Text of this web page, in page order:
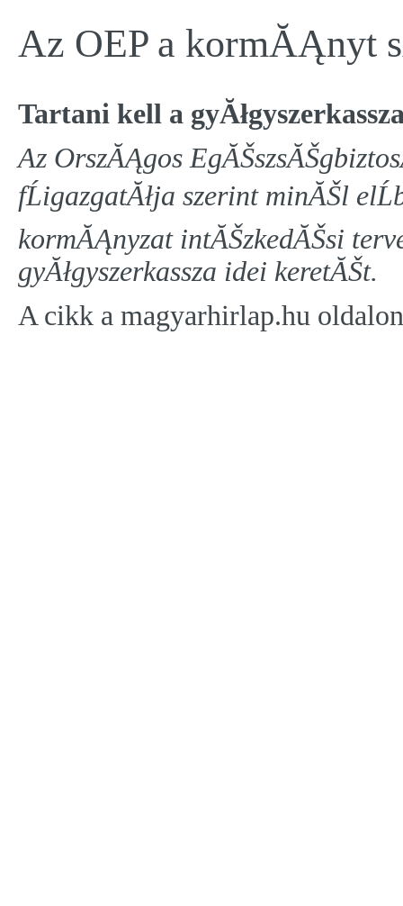
Az OEP a kormĂĄnyt
Tartani kell a
Az OrszĂĄgos
fĹigazgatĂłja szerint minĂŠl
kormĂĄnyzat intĂŠzkedĂŠsi
gyĂłgyszerkassza idei keretĂŠt.
A cikk a magyarhirlap.hu